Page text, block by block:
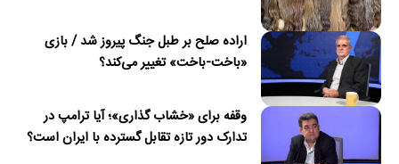
اراده صلح بر طبل جنگ پیروز شد / بازی
«باخت-باخت» تغییر می‌کند؟
وقفه برای «خشاب گذاری»؛ آیا ترامپ در
تدارک دور تازه تقابل گسترده با ایران است؟